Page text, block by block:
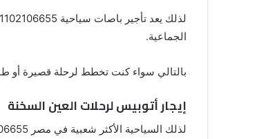
الجماعية.
بالتالي سواء كنت تخطط لرحلة قصيرة أو
إيجار أتوبيس لرحلات العين السخنة